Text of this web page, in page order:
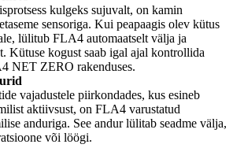
kulgeks sujuvalt, on kamin
sensoriga. Kui peapaagis olev kütus
lülitub FLA4 automaatselt välja ja
Kütuse kogust saab igal ajal kontrollida
NET ZERO rakenduses.
vajadustele piirkondades, kus esineb
aktiivsust, on FLA4 varustatud
anduriga. See andur lülitab seadme välja,
või löögi.